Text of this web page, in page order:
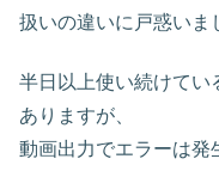
扱いの違いに戸惑いま
半日以上使い続けてい
ありますが、
動画出力でエラーは発